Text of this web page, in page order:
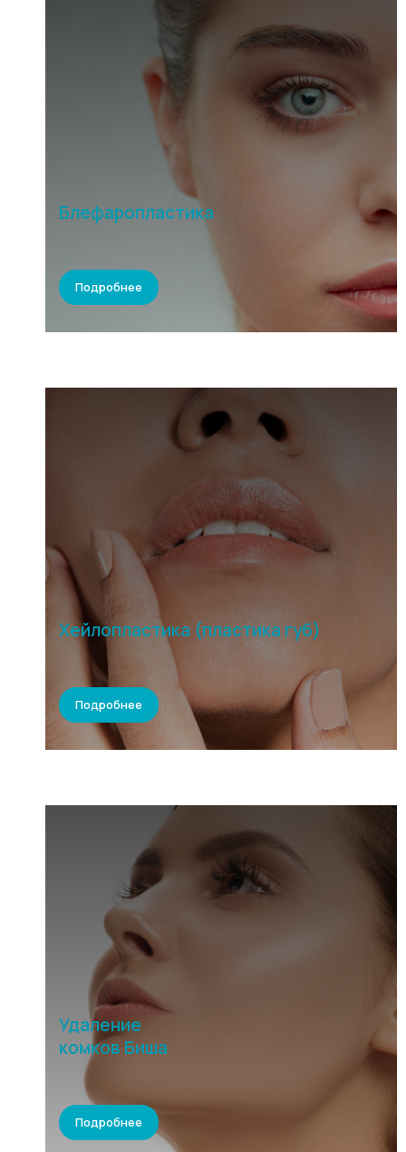
Блефаропластика
Подробнее
Хейлопластика (пластика губ)
Подробнее
Удаление
комков Биша
Подробнее